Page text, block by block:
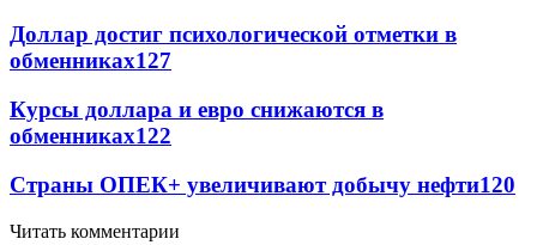
Доллар достиг психологической отметки в
обменниках127
Курсы доллара и евро снижаются в
обменниках122
Страны ОПЕК+ увеличивают добычу нефти120
Читать комментарии